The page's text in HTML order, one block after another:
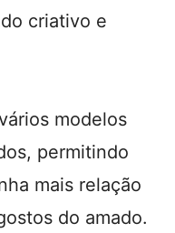
criativo e
modelos
permitindo
mais relação
do amado.